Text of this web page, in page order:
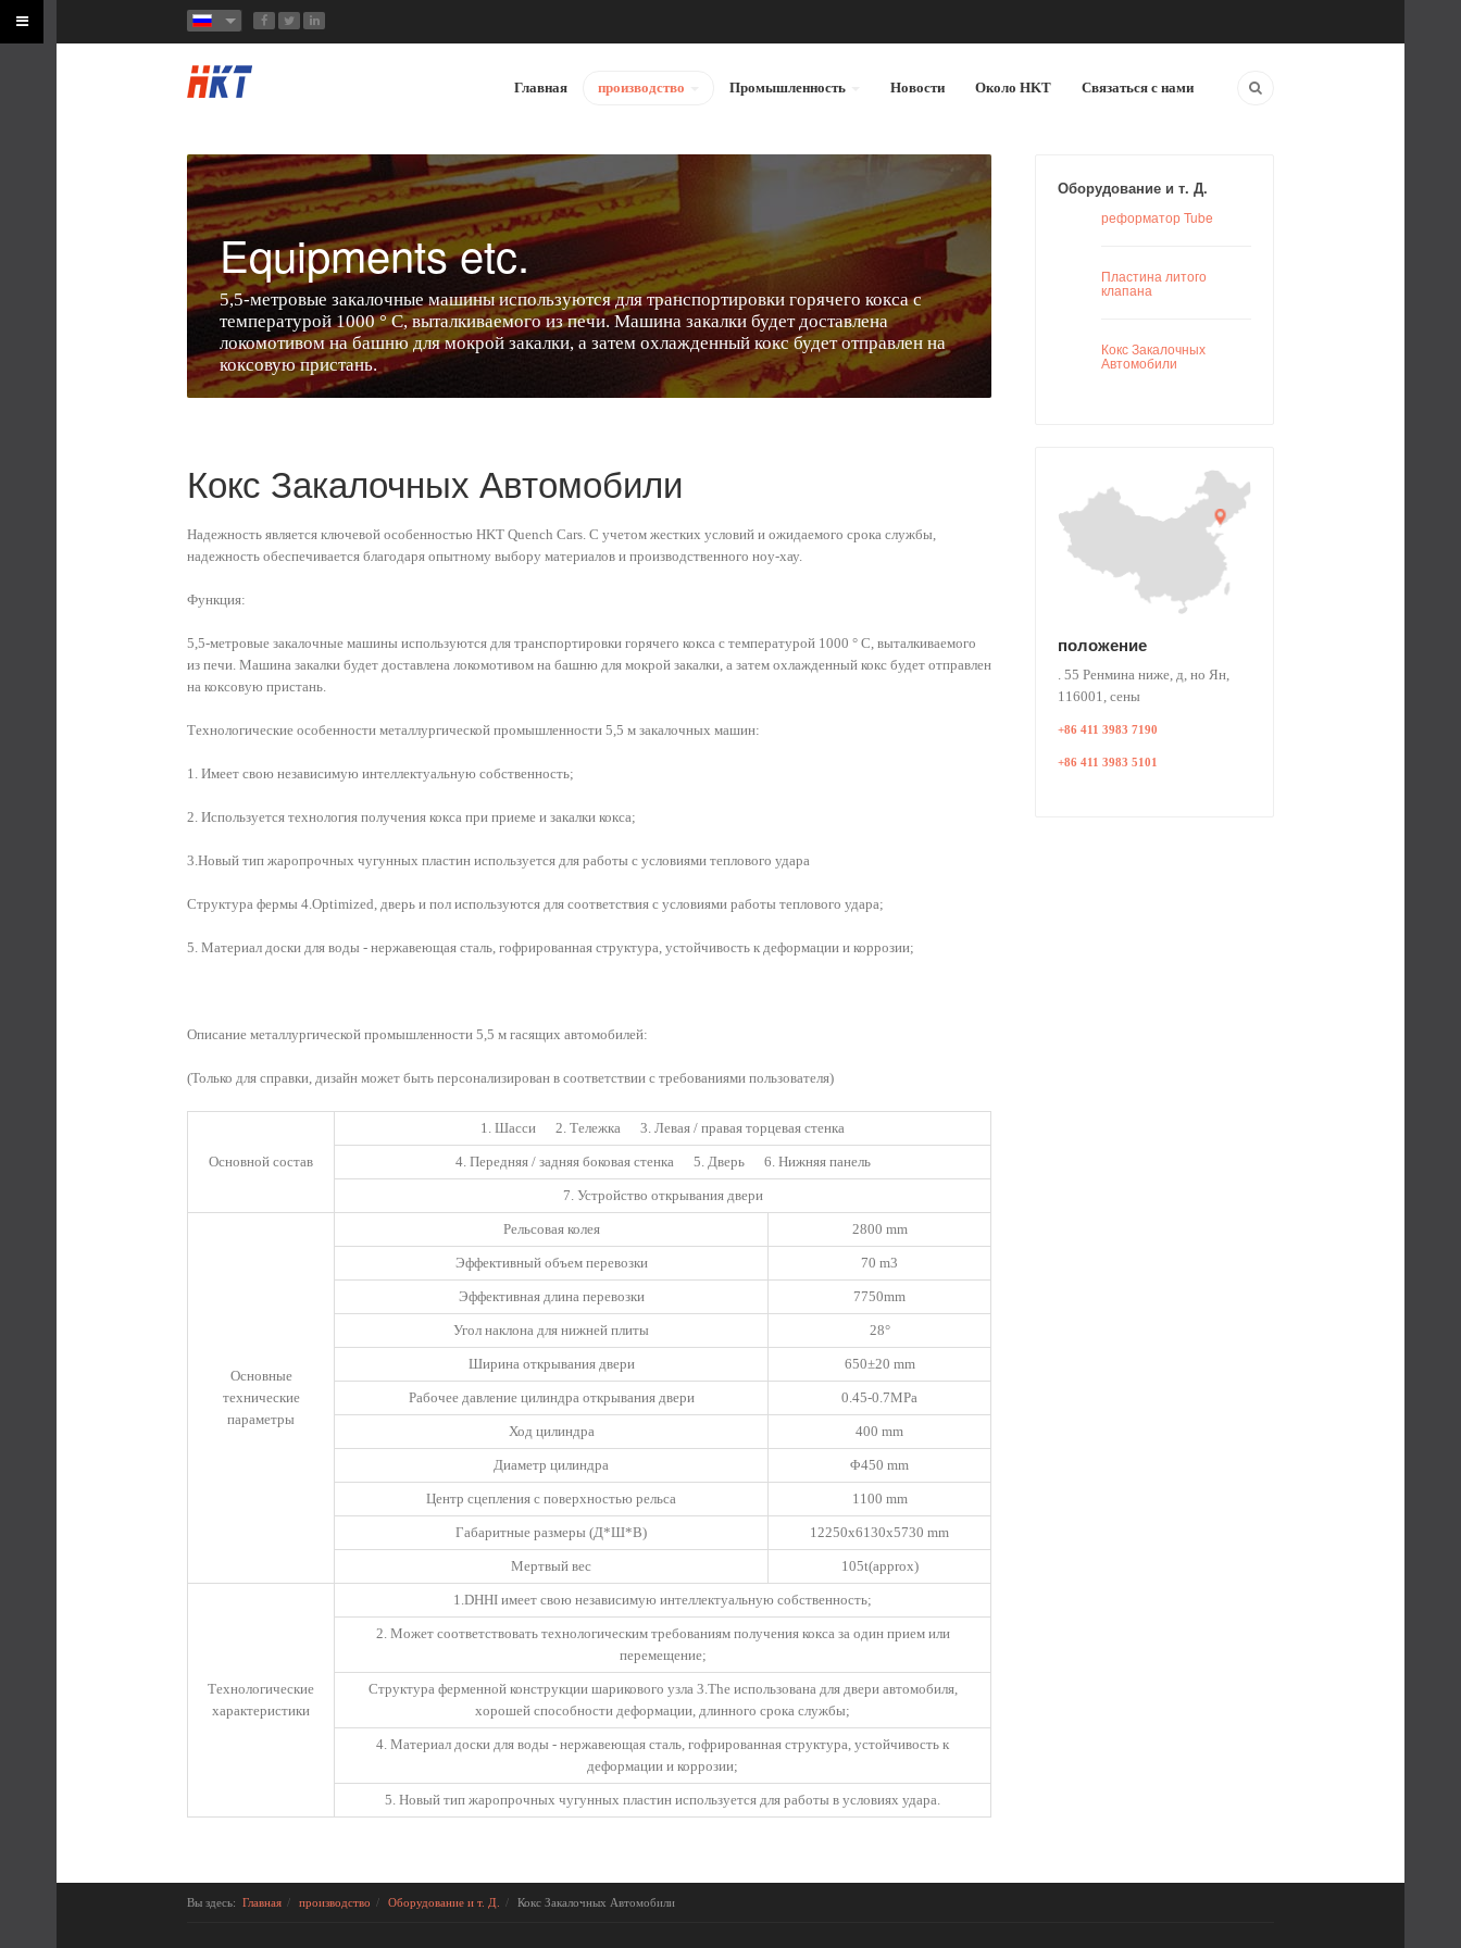
Главная производство Промышленность Новости Около HKT Связаться с нами
Equipments etc.
5,5-метровые закалочные машины используются для транспортировки горячего кокса с
температурой 1000 ° C, выталкиваемого из печи. Машина закалки будет доставлена
локомотивом на башню для мокрой закалки, а затем охлажденный кокс будет отправлен на
коксовую пристань.
Кокс Закалочных Автомобили
Надежность является ключевой особенностью HKT Quench Cars. С учетом жестких условий и ожидаемого срока службы,
надежность обеспечивается благодаря опытному выбору материалов и производственного ноу-хау.
Функция:
5,5-метровые закалочные машины используются для транспортировки горячего кокса с температурой 1000 ° C, выталкиваемого
из печи. Машина закалки будет доставлена локомотивом на башню для мокрой закалки, а затем охлажденный кокс будет отправлен
на коксовую пристань.
Технологические особенности металлургической промышленности 5,5 м закалочных машин:
1. Имеет свою независимую интеллектуальную собственность;
2. Используется технология получения кокса при приеме и закалки кокса;
3.Новый тип жаропрочных чугунных пластин используется для работы с условиями теплового удара
Структура фермы 4.Optimized, дверь и пол используются для соответствия с условиями работы теплового удара;
5. Материал доски для воды - нержавеющая сталь, гофрированная структура, устойчивость к деформации и коррозии;
Описание металлургической промышленности 5,5 м гасящих автомобилей:
(Только для справки, дизайн может быть персонализирован в соответствии с требованиями пользователя)
Основной состав
1. Шасси 2. Тележка 3. Левая / правая торцевая стенка
4. Передняя / задняя боковая стенка 5. Дверь 6. Нижняя панель
7. Устройство открывания двери
Основные
технические
параметры
Рельсовая колея 2800 mm
Эффективный объем перевозки 70 m3
Эффективная длина перевозки 7750mm
Угол наклона для нижней плиты 28°
Ширина открывания двери 650±20 mm
Рабочее давление цилиндра открывания двери 0.45-0.7MPa
Ход цилиндра 400 mm
Диаметр цилиндра Φ450 mm
Центр сцепления с поверхностью рельса 1100 mm
Габаритные размеры (Д*Ш*В) 12250x6130x5730 mm
Мертвый вес 105t(approx)
Технологические
характеристики
1.DHHI имеет свою независимую интеллектуальную собственность;
2. Может соответствовать технологическим требованиям получения кокса за один прием или
перемещение;
Структура ферменной конструкции шарикового узла 3.The использована для двери автомобиля,
хорошей способности деформации, длинного срока службы;
4. Материал доски для воды - нержавеющая сталь, гофрированная структура, устойчивость к
деформации и коррозии;
5. Новый тип жаропрочных чугунных пластин используется для работы в условиях удара.
Оборудование и т. Д.
реформатор Tube
Пластина литого
клапана
Кокс Закалочных
Автомобили
положение
. 55 Ренмина ниже, д, но Ян,
116001, сены
+86 411 3983 7190
+86 411 3983 5101
Вы здесь: Главная производство Оборудование и т. Д. Кокс Закалочных Автомобили